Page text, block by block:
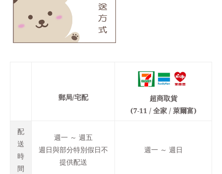
郵局/宅配
超商取貨
(7-11 / 全家 / 萊爾富)
配
送
時
間
週一 ～ 週五
週日與部分特別假日不
提供配送
週一 ～ 週日